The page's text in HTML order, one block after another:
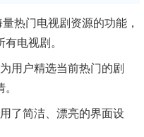
热门电视剧资源的功能，
电视剧。
用户精选当前热门的剧
了简洁、漂亮的界面设